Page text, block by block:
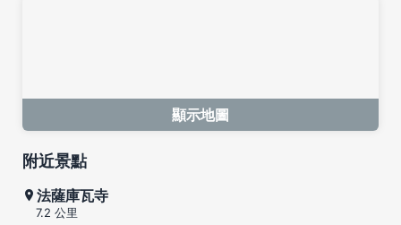
顯示地圖
附近景點
法薩庫瓦寺
7.2 公里